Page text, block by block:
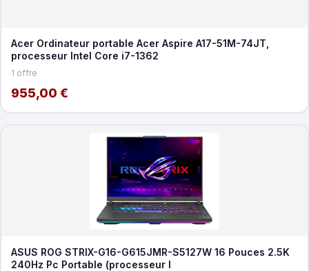
Acer Ordinateur portable Acer Aspire A17-51M-74JT,
processeur Intel Core i7-1362
1 offre
955,00 €
ASUS ROG STRIX-G16-G615JMR-S5127W 16 Pouces 2.5K
240Hz Pc Portable (processeur I